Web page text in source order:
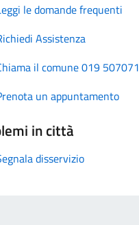
le domande frequenti
Assistenza
il comune 019 507071
un appuntamento
in città
disservizio